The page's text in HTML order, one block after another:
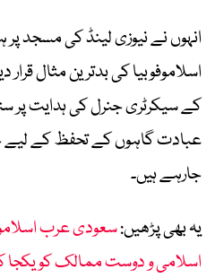
انہوں نے نیوزی لینڈ کی مسجد
اسلاموفوبیا کی بدترین مثال
عبادت گاہوں کے تحفظ کے
جارہے ہیں۔
یہ بھی پڑھیں:سعودی عرب
اسلامی و دوست ممالک کو یکجا